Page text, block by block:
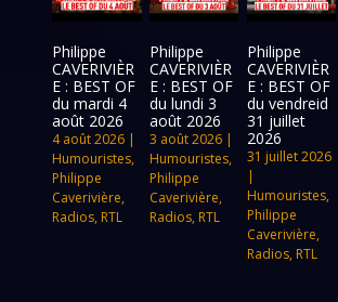
Philippe
CAVERIVIÈR
E : BEST OF
du mardi 4
août 2026
4 août 2026 |
Humouristes,
Philippe
Caverivière,
Radios, RTL
Philippe
CAVERIVIÈR
E : BEST OF
du lundi 3
août 2026
3 août 2026|
Humouristes,
Philippe
Caverivière,
Radios, RTL
Philippe
CAVERIVIÈR
E : BEST OF
du vendreid
31 juillet
2026
31 juillet 2026
|
Humouristes,
Philippe
Caverivière,
Radios, RTL